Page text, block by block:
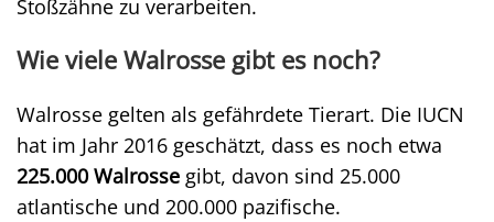
Stoßzähne zu verarbeiten.
Wie viele Walrosse gibt es noch?
Walrosse gelten als gefährdete Tierart. Die IUCN
hat im Jahr 2016 geschätzt, dass es noch etwa
225.000 Walrosse gibt, davon sind 25.000
atlantische und 200.000 pazifische.